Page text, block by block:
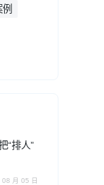
“排人”
月 05 日